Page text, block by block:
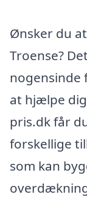
Ønsker du
Troense?
nogensinde
at hjælpe
pris.dk får
forskellige
som kan